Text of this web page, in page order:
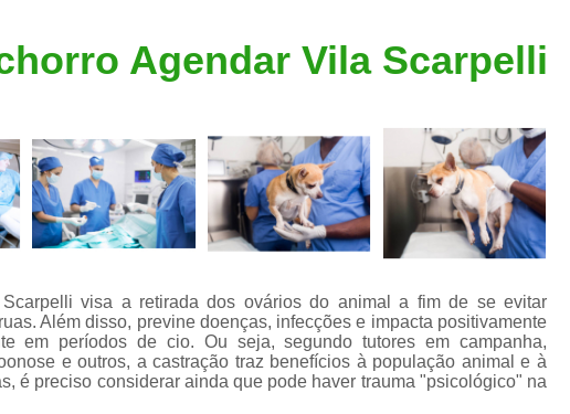
tártaro
Clínica Veterinária Santo André
Consulta de
Consulta Médica
Consulta Médica Veterinária para
Consulta para
Consulta para Animais Silvestres São
Consulta para Silvestres
Consulta Veterinária para Silvestres
Agendar Vila Scarpelli
visa a retirada dos ovários do animal a fim de se evitar
Além disso, previne doenças, infecções e impacta positivamente
em períodos de cio. Ou seja, segundo tutores em campanha,
e outros, a castração traz benefícios à população animal e à
é preciso considerar ainda que pode haver trauma "psicológico" na